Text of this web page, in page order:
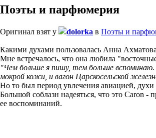
Поэты и парфюмерия
Оригинал взят у dolorka в Поэты и
Какими духами пользовалась Анна
Мне встречалось, что она любила
"Чем больше я пишу, тем больше вспоминаю.
мокрой кожи, и вагон Царскосельской
Но то был период увлечения авиацией,
Большой соблазн надеяться, что это Caron
ее воспоминаний.